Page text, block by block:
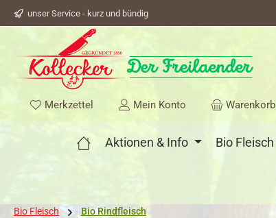
Zur Hauptnavigation springen
unser Service - kurz und bündig
Merkzettel Du hast 0 Produkte auf dem Merkzettel
Mein Konto Warenkorb
Aktionen & Info Bio Fleisch
Bio Fleisch Bio Rindfleisch